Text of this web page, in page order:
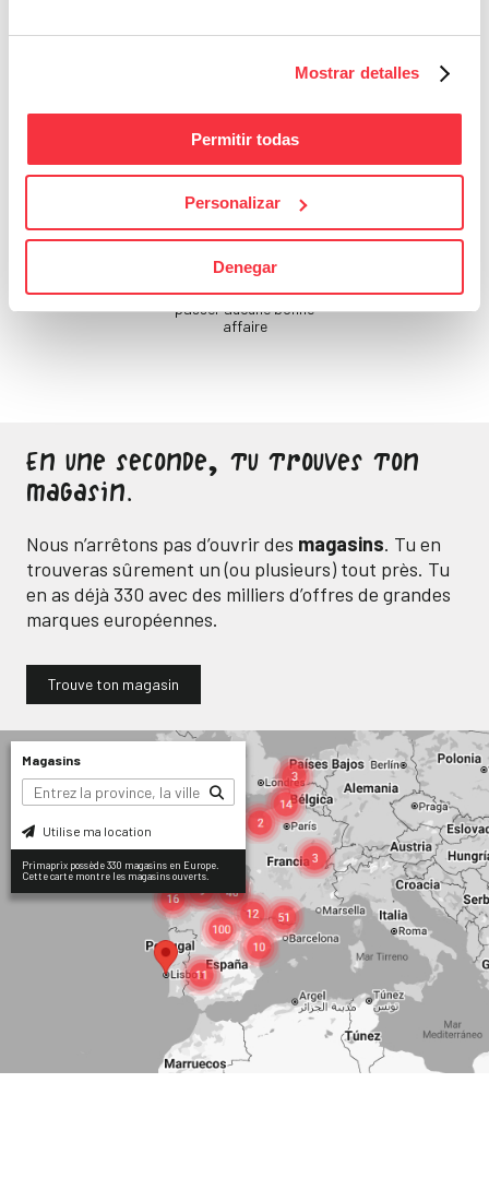
Mostrar detalles
Permitir todas
Personalizar
Denegar
Bons Plans
Sois attentif, ne laisse
passer aucune bonne
affaire
En une seconde, tu trouves ton
magasin.
Nous n’arrêtons pas d’ouvrir des magasins. Tu en
trouveras sûrement un (ou plusieurs) tout près. Tu
en as déjà 330 avec des milliers d’offres de grandes
marques européennes.
Trouve ton magasin
Magasins
Utilise ma location
Primaprix possède 330 magasins en Europe.
Cette carte montre les magasins ouverts.